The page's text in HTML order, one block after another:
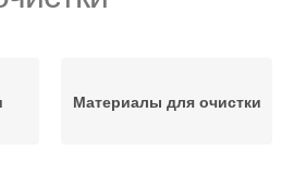
Материалы для очистки